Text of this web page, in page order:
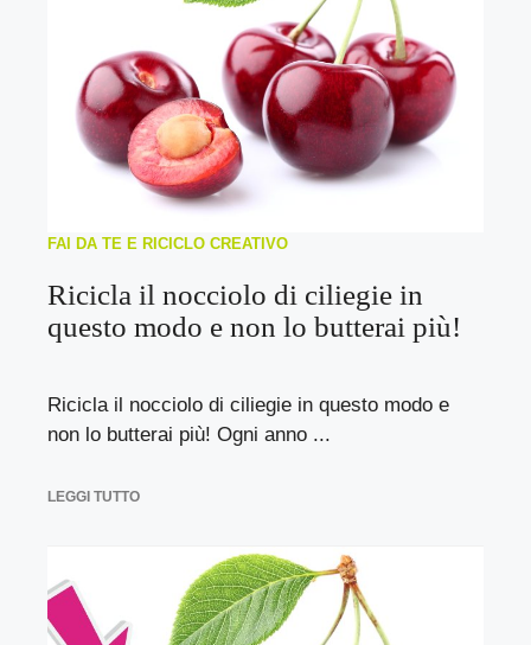
FAI DA TE E RICICLO CREATIVO
Ricicla il nocciolo di ciliegie in
questo modo e non lo butterai più!
Ricicla il nocciolo di ciliegie in questo modo e
non lo butterai più! Ogni anno ...
LEGGI TUTTO